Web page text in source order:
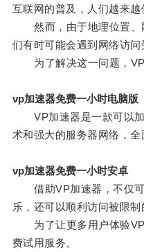
互联网的普及，人们越来越
然而，由于地理位置、
们有时可能会遇到网络访问
为了解决这一问题，VP
vp加速器免费一小时电脑版
VP加速器是一款可以加
术和强大的服务器网络，全
vp加速器免费一小时安卓
借助VP加速器，不仅可
乐，还可以顺利访问被限制
为了让更多用户体验VP
费试用服务。